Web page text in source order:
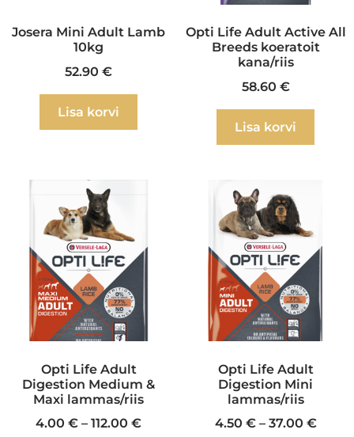
Josera Mini Adult Lamb
10kg
52.90 €
Lisa korvi
Opti Life Adult Active All
Breeds koeratoit
kana/riis
58.60 €
Lisa korvi
Opti Life Adult
Digestion Medium &
Maxi lammas/riis
4.00 € – 112.00 €
Opti Life Adult
Digestion Mini
lammas/riis
4.50 € – 37.00 €